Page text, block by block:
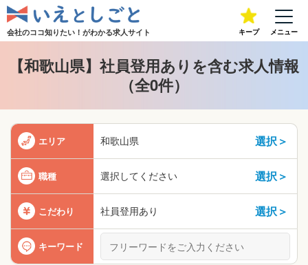
会社のココ知りたい！がわかる求人サイト キープ メニュー
【和歌山県】社員登用ありを含む求人情報
（全0件）
エリア 和歌山県 選択＞
職種 選択してください 選択＞
こだわり 社員登用あり 選択＞
キーワード